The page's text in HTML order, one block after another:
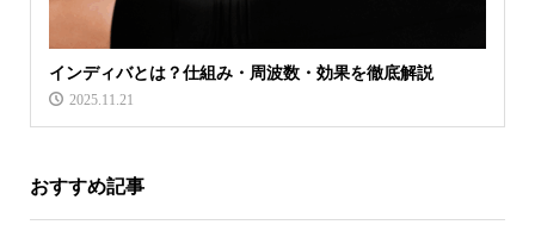
インディバとは？仕組み・周波数・効果を徹底解説
2025.11.21
おすすめ記事